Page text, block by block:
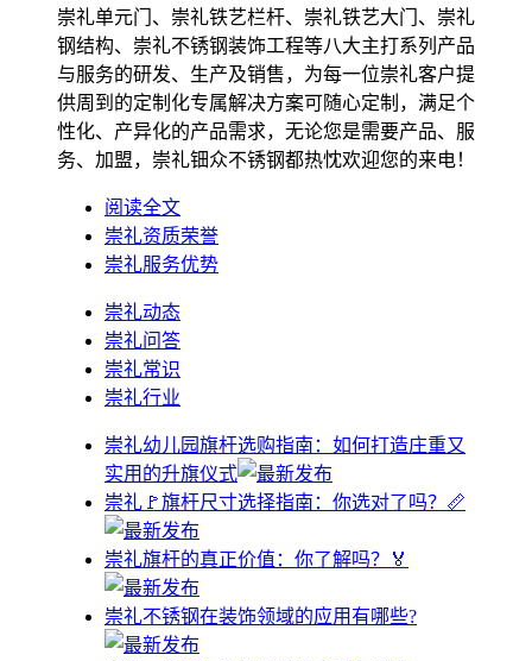
崇礼单元门、崇礼铁艺栏杆、崇礼铁艺大门、崇礼
钢结构、崇礼不锈钢装饰工程等八大主打系列产品
与服务的研发、生产及销售，为每一位崇礼客户提
供周到的定制化专属解决方案可随心定制，满足个
性化、产异化的产品需求，无论您是需要产品、服
务、加盟，崇礼钿众不锈钢都热忱欢迎您的来电！
阅读全文
崇礼资质荣誉
崇礼服务优势
崇礼动态
崇礼问答
崇礼常识
崇礼行业
崇礼幼儿园旗杆选购指南：如何打造庄重又
实用的升旗仪式
崇礼🚩旗杆尺寸选择指南：你选对了吗？📏
崇礼旗杆的真正价值：你了解吗？🏅
崇礼不锈钢在装饰领域的应用有哪些?